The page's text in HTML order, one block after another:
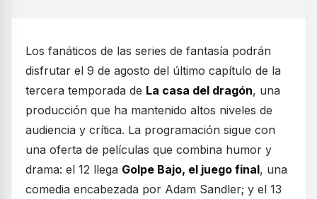
Los fanáticos de las series de fantasía podrán
disfrutar el 9 de agosto del último capítulo de la
tercera temporada de La casa del dragón, una
producción que ha mantenido altos niveles de
audiencia y crítica. La programación sigue con
una oferta de películas que combina humor y
drama: el 12 llega Golpe Bajo, el juego final, una
comedia encabezada por Adam Sandler; y el 13